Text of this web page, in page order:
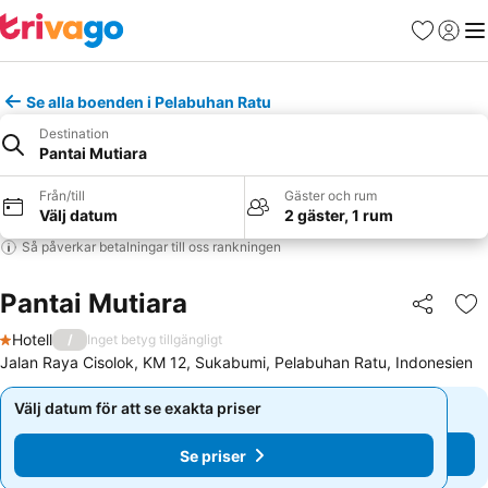
Favoriter
Logga
Se alla boenden i Pelabuhan Ratu
Destination
Pantai Mutiara
Från/till
Välj datum
Gäster och rum
2 gäster, 1 rum
Så påverkar betalningar till oss rankningen
Pantai Mutiara Dela
1 Stjärnor
Hotell / Inget betyg tillgängligt
Jalan Raya Cisolok, KM 12, Sukabumi, Pelabuhan Ratu, Indonesien
Välj datum för att se exakta priser
Se priser
Välj datum för att se exakta priser
Se priser